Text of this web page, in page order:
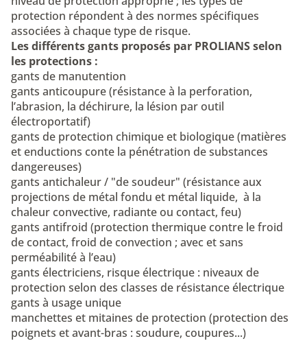
protection répondent à des normes spécifiques
associées à chaque type de risque.
Les différents gants proposés par PROLIANS selon
les protections :
gants de manutention
gants anticoupure(résistance à la perforation,
l’abrasion, la déchirure, la lésion par outil
électroportatif)
gants de protection chimiqueet biologique (matières
et enductions conte la pénétration de substances
dangereuses)
gants antichaleur / "de soudeur" (résistance aux
projections de métal fondu et métal liquide, à la
chaleur convective, radiante ou contact, feu)
gants antifroid (protection thermique contre le froid
de contact, froid de convection ; avec et sans
perméabilité à l’eau)
gants électriciens, risque électrique : niveaux de
protection selon des classes de résistance électrique
gants à usage unique
manchettes et mitaines de protection (protection des
poignets et avant-bras : soudure, coupures...)